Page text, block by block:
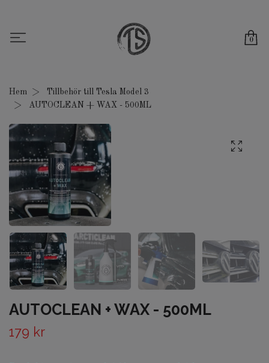
0
Hem
Tillbehör till Tesla Model 3
AUTOCLEAN + WAX - 500ML
AUTOCLEAN + WAX - 500ML
179 kr